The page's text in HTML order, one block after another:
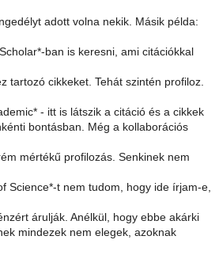
adott volna nekik. Másik példa:
ban is keresni, ami citációkkal
tartozó cikkeket. Tehát szintén profiloz.
- itt is látszik a citáció és a cikkek
bontásban. Még a kollaborációs
mértékű profilozás. Senkinek nem
Science*-t nem tudom, hogy ide írjam-e,
árulják. Anélkül, hogy ebbe akárki
mindezek nem elegek, azoknak